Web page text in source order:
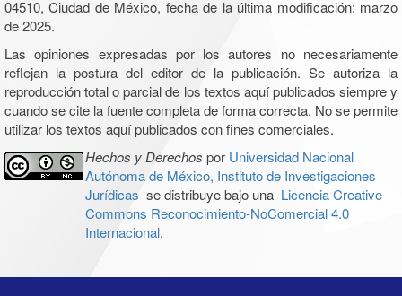
04510, Ciudad de México, fecha de la última modificación: marzo
de 2025.
Las opiniones expresadas por los autores no necesariamente
reflejan la postura del editor de la publicación. Se autoriza la
reproducción total o parcial de los textos aquí publicados siempre y
cuando se cite la fuente completa de forma correcta. No se permite
utilizar los textos aquí publicados con fines comerciales.
Hechos y Derechos por Universidad Nacional
Autónoma de México, Instituto de Investigaciones
Jurídicas se distribuye bajo una Licencia Creative
Commons Reconocimiento-NoComercial 4.0
Internacional.